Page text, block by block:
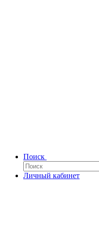
Поиск
Личный кабинет